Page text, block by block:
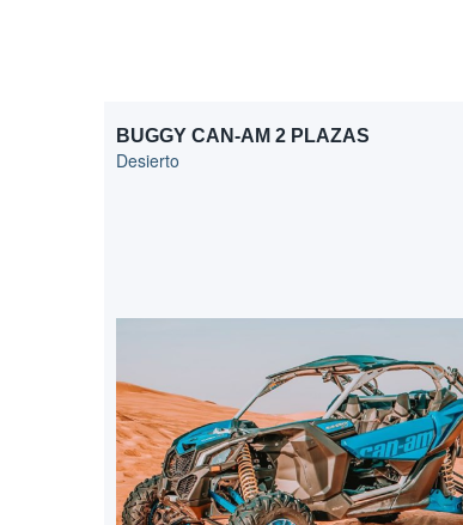
BUGGY CAN-AM 2 PLAZAS
Desierto